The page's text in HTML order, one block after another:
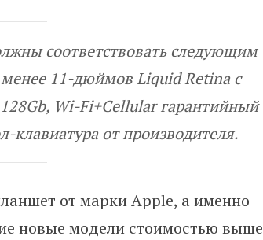
соответствовать следующим
11-дюймов Liquid Retina с
Wi-Fi+Cellular гарантийный
клавиатура от производителя.
от марки Apple, а именно
новые модели стоимостью выше